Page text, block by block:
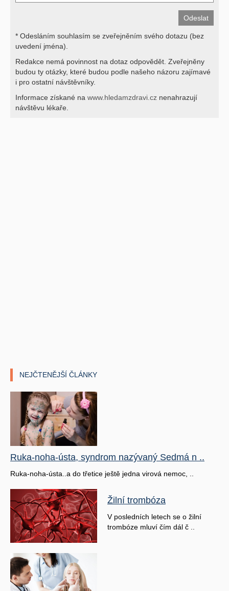
* Odesláním souhlasím se zveřejněním svého dotazu (bez
uvedení jména).
Redakce nemá povinnost na dotaz odpovědět. Zveřejněny
budou ty otázky, které budou podle našeho názoru zajímavé
i pro ostatní návštěvníky.
Informace získané na www.hledamzdravi.cz nenahrazují
návštěvu lékaře.
NEJČTENĚJŠÍ ČLÁNKY
Ruka-noha-ústa, syndrom nazývaný Sedmá n ..
Ruka-noha-ústa..a do třetice ještě jedna virová nemoc, ..
Žilní trombóza
V posledních letech se o žilní
trombóze mluví čím dál č ..